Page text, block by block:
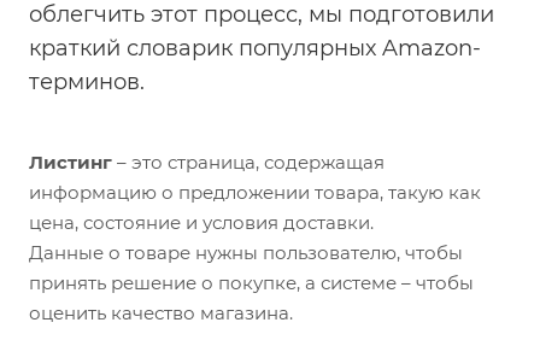
облегчить этот процесс, мы подготовили
краткий словарик популярных Amazon-
терминов.
Листинг – это страница, содержащая
информацию о предложении товара, такую как
цена, состояние и условия доставки.
Данные о товаре нужны пользователю, чтобы
принять решение о покупке, а системе – чтобы
оценить качество магазина.